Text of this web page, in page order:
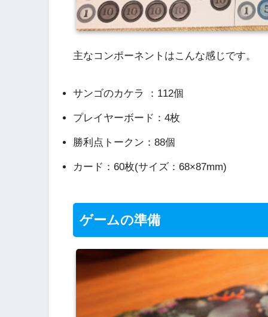
主なコンポーネントはこんな感じです。
サンゴのカケラ ：112個
プレイヤーボード：4枚
勝利点トークン：88個
カード：60枚(サイズ：68×87mm)
ゲームの準備